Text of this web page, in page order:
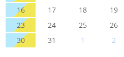
16
17 18 19
23
24 25 26
30
31 1 2